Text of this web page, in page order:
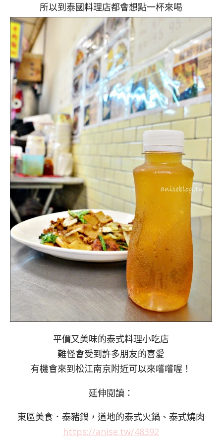
所以到泰國料理店都會想點一杯來喝
平價又美味的泰式料理小吃店
難怪會受到許多朋友的喜愛
有機會來到松江南京附近可以來嚐嚐喔！
延伸閱讀：
東區美食．泰豬鍋，道地的泰式火鍋、泰式燒肉
https://anise.tw/48392